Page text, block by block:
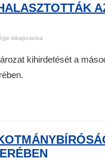
kikapcsolva
kihirdetését a